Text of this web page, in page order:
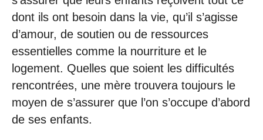
dont ils ont besoin dans la vie, qu’il s’agisse
d’amour, de soutien ou de ressources
essentielles comme la nourriture et le
logement. Quelles que soient les difficultés
rencontrées, une mère trouvera toujours le
moyen de s’assurer que l’on s’occupe d’abord
de ses enfants.